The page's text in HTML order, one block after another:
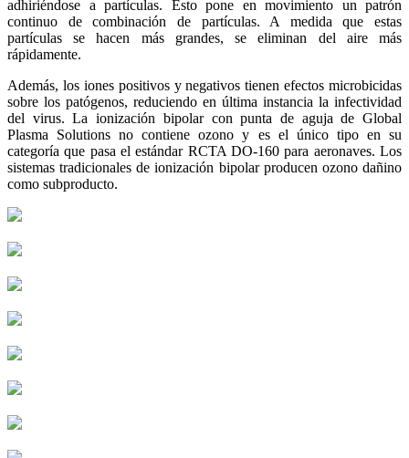
adhiriéndose a partículas. Esto pone en movimiento un patrón
continuo de combinación de partículas. A medida que estas
partículas se hacen más grandes, se eliminan del aire más
rápidamente.
Además, los iones positivos y negativos tienen efectos microbicidas
sobre los patógenos, reduciendo en última instancia la infectividad
del virus. La ionización bipolar con punta de aguja de Global
Plasma Solutions no contiene ozono y es el único tipo en su
categoría que pasa el estándar RCTA DO-160 para aeronaves. Los
sistemas tradicionales de ionización bipolar producen ozono dañino
como subproducto.